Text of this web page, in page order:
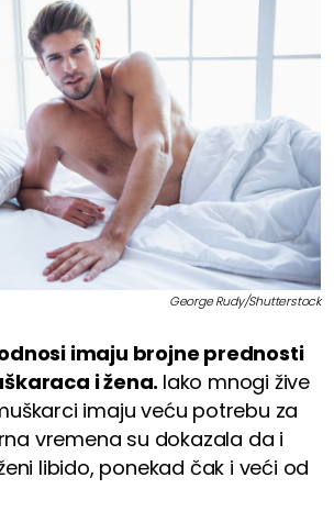
George Rudy/Shutterstock
imaju brojne prednosti
i žena. Iako mnogi žive
imaju veću potrebu za
vremena su dokazala da i
libido, ponekad čak i veći od